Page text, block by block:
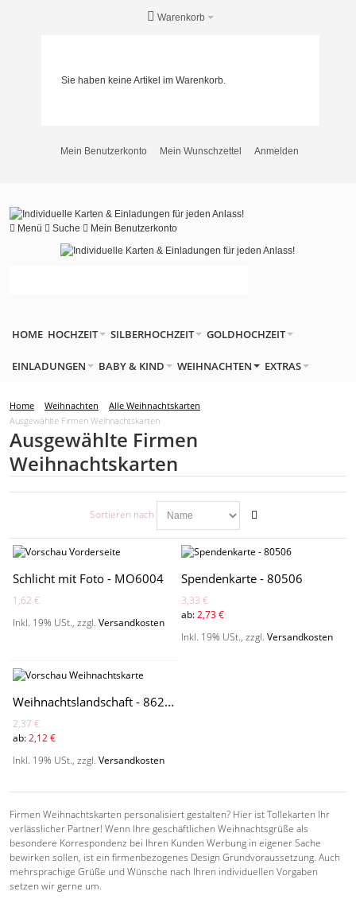
Warenkorb
Sie haben keine Artikel im Warenkorb.
Mein Benutzerkonto Mein Wunschzettel Anmelden
Menü Suche Mein Benutzerkonto
HOME HOCHZEIT SILBERHOCHZEIT GOLDHOCHZEIT
EINLADUNGEN BABY & KIND WEIHNACHTEN EXTRAS
Home Weihnachten
Alle Weihnachtskarten
Ausgewählte Firmen Weihnachtskarten
Ausgewählte Firmen
Weihnachtskarten
Sortieren nach
Schlicht mit Foto - MO6004
1,62 €
Inkl. 19% USt.,zzgl.Versandkosten
Spendenkarte - 80506
3,33 €
ab:2,73 €
Inkl. 19% USt.,zzgl.Versandkosten
Weihnachtslandschaft - 862021
2,37 €
ab:2,12 €
Inkl. 19% USt.,zzgl.Versandkosten
Firmen Weihnachtskarten personalisiert gestalten? Hier ist Tollekarten Ihr
verlässlicher Partner! Wenn Ihre geschäftlichen Weihnachtsgrüße als
besondere Korrespondenz bei Ihren Kunden Werbung in eigener Sache
bewirken sollen, ist ein firmenbezogenes Design Grundvoraussetzung. Auch
mehrsprachige Grüße und Wünsche nach Ihren individuellen Vorgaben
setzen wir gerne um.